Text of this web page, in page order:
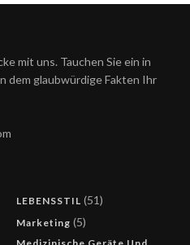
mit uns. Tauchen Sie ein in
dem glaubwürdige Fakten Ihr
LEBENSSTIL (51)
Marketing (5)